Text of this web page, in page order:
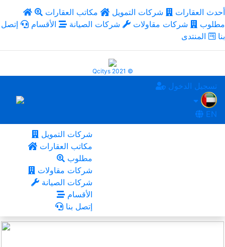
أحدث العقارات شركات التمويل
مكاتب العقارات
مطلوب
شركات مقاولات شركات الصيانة الأقسام
إتصل
بنا
المنتدى
Qcitys 2021 ©
تسجيل الدخول
EN
شركات التمويل
مكاتب العقارات
مطلوب
شركات مقاولات
شركات الصيانة
الأقسام
إتصل بنا